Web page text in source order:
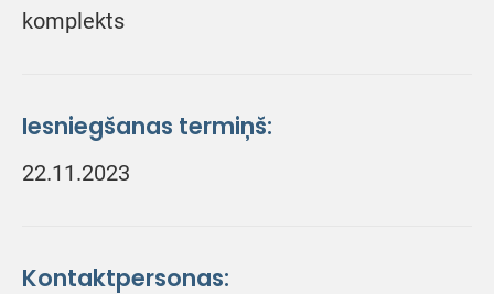
komplekts
Iesniegšanas termiņš:
22.11.2023
Kontaktpersonas: